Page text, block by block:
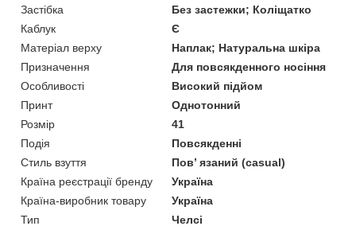
Застібка
Без застежки; Коліщатко
Каблук
Є
Матеріал верху
Наплак; Натуральна шкіра
Призначення
Для повсякденного носіння
Особливості
Високий підйом
Принт
Однотонний
Розмір
41
Подія
Повсякденні
Стиль взуття
Пов’ язаний (casual)
Країна реєстрації бренду
Україна
Країна-виробник товару
Україна
Тип
Челсі